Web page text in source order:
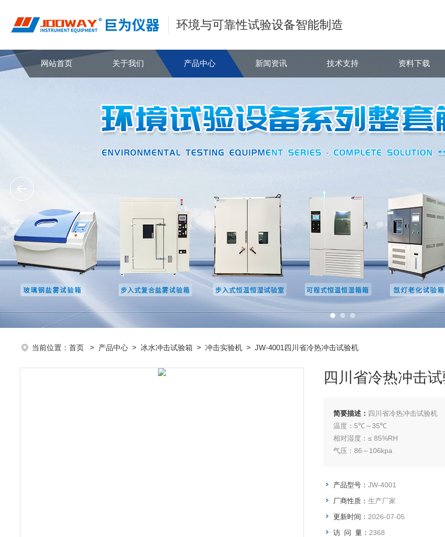
环境与可靠性试验设备智能制造
网站首页 关于我们 产品中心 新闻资讯 技术支持 资料下载
当前位置： 首页 > 产品中心 > 冰水冲击试验箱 > 冲击实验机 > JW-4001四川省冷热冲击试验机
四川省冷热冲击
简要描述： 四川省冷热冲击试验机
温度：5℃～35℃
相对湿度：≤ 85%RH
气压：86～106kpa
产品型号： JW-4001
厂商性质： 生产厂家
更新时间： 2026-07-05
访 问 量： 2368